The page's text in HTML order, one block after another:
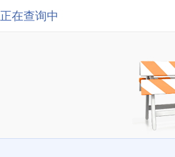
正在查询中